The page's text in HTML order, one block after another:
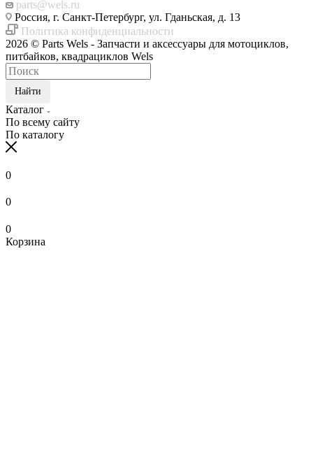
parts@wels.ru
Россия, г. Санкт-Петербург, ул. Гданьская, д. 13
Политика конфиденциальности
2026 © Parts Wels - Запчасти и аксессуары для мотоциклов,
питбайков, квадрациклов Wels
Найти
Каталог
По всему сайту
По каталогу
0
0
0
Корзина